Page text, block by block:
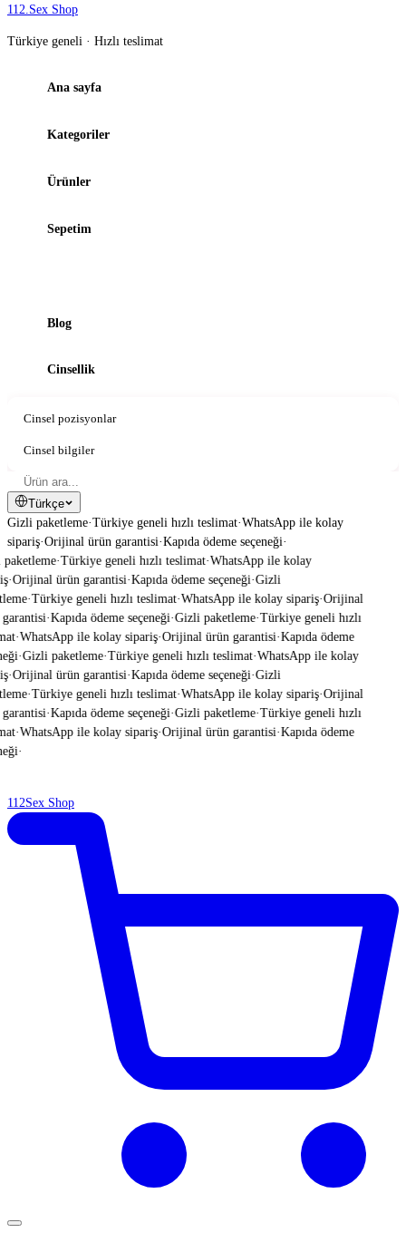
112.Sex Shop
Türkiye geneli · Hızlı teslimat
Ana sayfa
Kategoriler
Ürünler
Sepetim
Blog
Cinsellik
Cinsel pozisyonlar
Cinsel bilgiler
Türkçe
Gizli paketleme·Türkiye geneli hızlı teslimat·WhatsApp ile kolay
sipariş·Orijinal ürün garantisi·Kapıda ödeme seçeneği·
·Türkiye geneli hızlı teslimat·WhatsApp ile kolay
·Orijinal ürün garantisi·Kapıda ödeme seçeneği·Gizli
·Türkiye geneli hızlı teslimat·WhatsApp ile kolay sipariş·Orijinal
·Kapıda ödeme seçeneği·Gizli paketleme·Türkiye geneli hızlı
·WhatsApp ile kolay sipariş·Orijinal ürün garantisi·Kapıda ödeme
·Gizli paketleme·Türkiye geneli hızlı teslimat·WhatsApp ile kolay
·Orijinal ürün garantisi·Kapıda ödeme seçeneği·Gizli
·Türkiye geneli hızlı teslimat·WhatsApp ile kolay sipariş·Orijinal
·Kapıda ödeme seçeneği·Gizli paketleme·Türkiye geneli hızlı
·WhatsApp ile kolay sipariş·Orijinal ürün garantisi·Kapıda ödeme
·
112Sex Shop